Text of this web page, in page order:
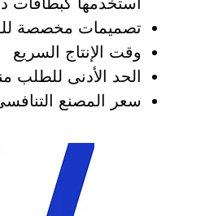
تصميمات مخصصة
وقت الإنتاج السريع
الحد الأدنى للطلب
سعر المصنع